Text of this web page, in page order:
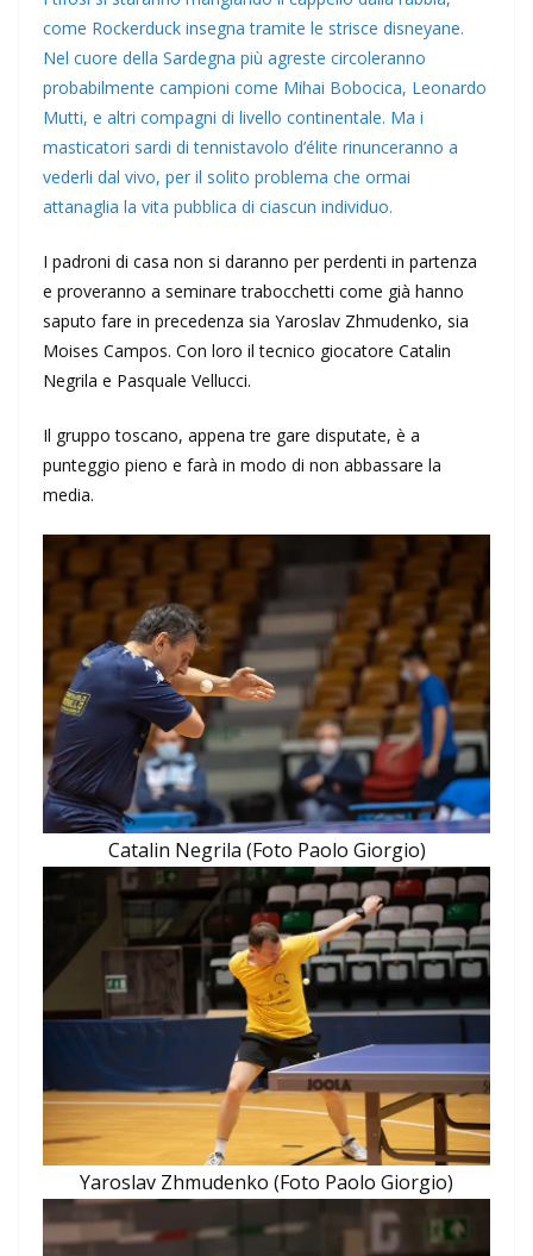
come Rockerduck insegna tramite le strisce disneyane.
Nel cuore della Sardegna più agreste circoleranno
probabilmente campioni come Mihai Bobocica, Leonardo
Mutti, e altri compagni di livello continentale. Ma i
masticatori sardi di tennistavolo d’élite rinunceranno a
vederli dal vivo, per il solito problema che ormai
attanaglia la vita pubblica di ciascun individuo.
I padroni di casa non si daranno per perdenti in partenza
e proveranno a seminare trabocchetti come già hanno
saputo fare in precedenza sia Yaroslav Zhmudenko, sia
Moises Campos. Con loro il tecnico giocatore Catalin
Negrila e Pasquale Vellucci.
Il gruppo toscano, appena tre gare disputate, è a
punteggio pieno e farà in modo di non abbassare la
media.
Catalin Negrila (Foto Paolo Giorgio)
Yaroslav Zhmudenko (Foto Paolo Giorgio)